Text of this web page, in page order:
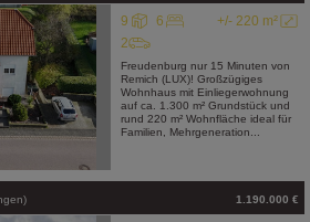
+/- 220 m²
9
6
2
Freudenburg nur 15 Minuten von
Remich (LUX)! Großzügiges
Wohnhaus mit Einliegerwohnung
auf ca. 1.300 m² Grundstück und
rund 220 m² Wohnfläche ideal für
Familien, Mehrgeneration...
1.190.000 €